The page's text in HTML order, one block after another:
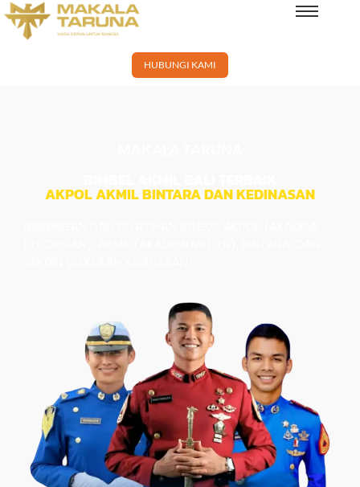
HUBUNGI KAMI
AKPOL AKMIL BINTARA DAN KEDINASAN